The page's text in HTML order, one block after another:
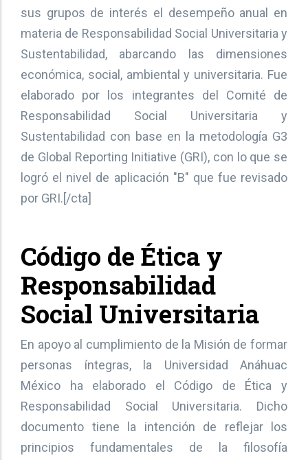
sus grupos de interés el desempeño anual en
materia de Responsabilidad Social Universitaria y
Sustentabilidad, abarcando las dimensiones
económica, social, ambiental y universitaria. Fue
elaborado por los integrantes del Comité de
Responsabilidad Social Universitaria y
Sustentabilidad con base en la metodología G3
de Global Reporting Initiative (GRI), con lo que se
logró el nivel de aplicación "B" que fue revisado
por GRI.[/cta]
Código de Ética y
Responsabilidad
Social Universitaria
En apoyo al cumplimiento de la Misión de formar
personas íntegras, la Universidad Anáhuac
México ha elaborado el Código de Ética y
Responsabilidad Social Universitaria. Dicho
documento tiene la intención de reflejar los
principios fundamentales de la filosofía